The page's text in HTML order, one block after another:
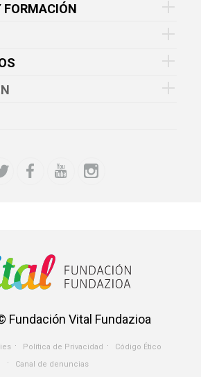
FORMACIÓN
Fundación Vital Fundazioa
Política de Privacidad
Código Ético
Canal de denuncias